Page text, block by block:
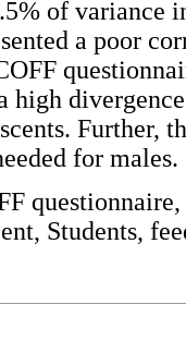
of variance
a poor
high
Further,
for males.
Students,